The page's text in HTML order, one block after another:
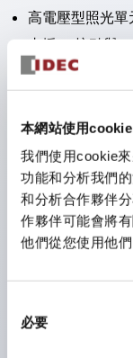
本網站使用cookie
我們使用cookie
功能和分析我們
和分析合作夥伴
作夥伴可能會將
他們從您使用他
必要
高電壓型照光
支援 2 接點與
採用一體成型端
防護結構可防止
鈕開關為 IP40
雙按鈕開關，可
三種功能集結於
完整支援全球各
需分色管理的
顏色。
支援色彩通用